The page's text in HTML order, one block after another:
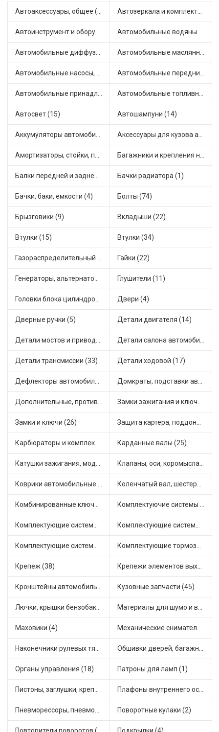
Автоаксессуары, общее (1) Автозеркала и комплектующие (3)
Автоинструмент и оборудование (7) Автомобильные водяные насосы (14)
Автомобильные диффузоры и вентиляторы (4) Автомобильные маслянные насосы (7)
Автомобильные насосы, компрессоры и манометры (1) Автомобильные передние фары (2)
Автомобильные принадлежности и аксессуары (4) Автомобильные топливные насосы (16)
Автосвет (15) Автошампуни (14)
Аккумуляторы автомобильные (1) Аксессуары для кузова автомобиля (1)
Амортизаторы, стойки, подушки стоек (36) Багажники и крепления на крышу (1)
Балки передней и задней подвески (4) Бачки радиатора (1)
Бачки, баки, емкости (4) Болты (74)
Брызговики (9) Вкладыши (22)
Втулки (15) Втулки (34)
Газораспределительный механизм (2) Гайки (22)
Генераторы, альтернаторы и комплектующие (28) Глушители (11)
Головки блока цилиндров (2) Двери (4)
Дверные ручки (5) Детали двигателя (14)
Детали мостов и привода трансмиссии (58) Детали салона автомобиля (32)
Детали трансмиссии (33) Детали ходовой (17)
Дефлекторы автомобильные (1) Домкраты, подставки автомобильные (1)
Дополнительные, противотуманные фары (2) Замки зажигания и ключи (11)
Замки и ключи (26) Защита картера, поддона, КПП (2)
Карбюраторы и комплектующие (15) Карданные валы (25)
Катушки зажигания, модули зажигания (3) Клапаны, оси, коромысла (14)
Коврики автомобильные (5) Коленчатый вал, шестерни коленчатого вала (7)
Комбинированные ключи (3) Комплектуючие системы стеклоочистителя (7)
Комплектующие системы выпуска отработавших газов (9) Комплектующие системы отопления (22)
Комплектующие системы питания (9) Комплектующие тормозной системы (19)
Крепеж (38) Крепежи элементов выхлопной системы (5)
Кронштейны автомобильные (4) Кузовные запчасти (45)
Лючки, крышки бензобака (6) Материалы для шумо и виброизоляции (1)
Маховики (4) Механические сниматели (1)
Наконечники рулевых тяг (30) Обшивки дверей, багажника, потолков, накладки салона (17)
Органы управления (18) Патроны для ламп (1)
Пистоны, заглушки, крепежные элементы (3) Плафоны внутреннего освещения (1)
Пневморессоры, пневмоподушки (1) Поворотные кулаки (2)